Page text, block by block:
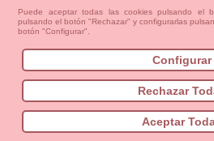
Bebés Pequeños/as Niña
NUEVA COLECCION
OUTLET-
Información
política de devoluciones y
Aviso Legal Aviso
Cómo crear tu cuenta OKAA.
Puede aceptar todas las cookies pulsando el
pulsando el botón "Rechazar" y configurarlas
botón "Configurar".
Configurar
Rechazar
Aceptar